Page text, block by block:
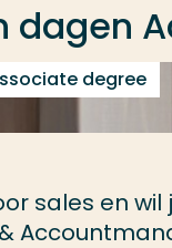
dagen
degree
sales en
&